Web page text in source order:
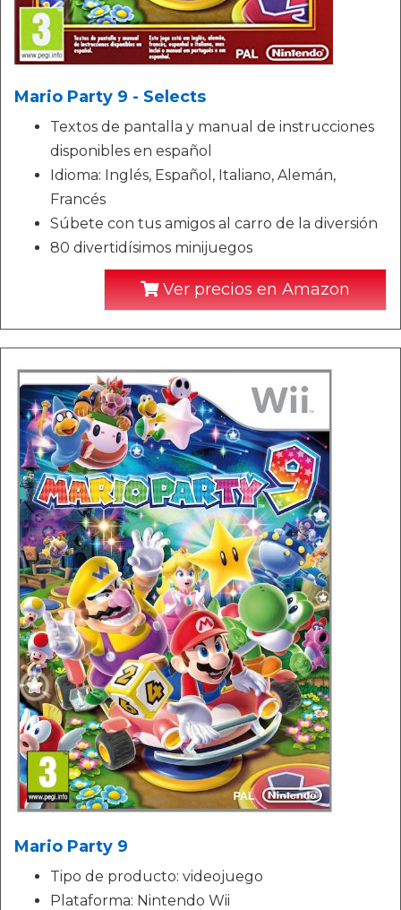
Mario Party 9 - Selects
Textos de pantalla y manual de instrucciones
disponibles en español
Idioma: Inglés, Español, Italiano, Alemán,
Francés
Súbete con tus amigos al carro de la diversión
80 divertidísimos minijuegos
Ver precios en Amazon
Mario Party 9
Tipo de producto: videojuego
Plataforma: Nintendo Wii